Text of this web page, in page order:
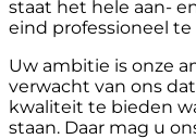
staat het hele aan-
eind professioneel
Uw ambitie is onze
verwacht van ons
kwaliteit te bieden
staan. Daar mag u